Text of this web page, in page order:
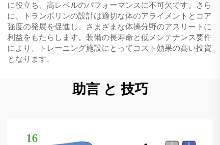
に役立ち、高レベルのパフォーマンスに不可欠です。さら
に、トランポリンの設計は適切な体のアライメントとコア
強度の発展を促進し、さまざまな体操分野のアスリートに
利益をもたらします。装備の長寿命と低メンテナンス要件
により、トレーニング施設にとってコスト効果の高い投資
となります。
助言 と 技巧
16